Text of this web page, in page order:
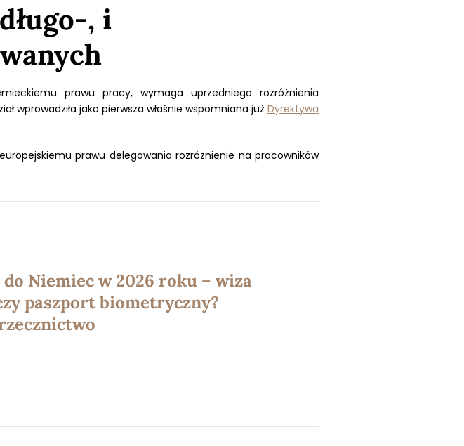
, i
prawu pracy, wymaga uprzedniego rozróżnienia
wprowadziła jako pierwsza właśnie wspomniana już Dyrektywa
prawu delegowania rozróżnienie na pracowników
Niemiec w 2026 roku – wiza
paszport biometryczny?